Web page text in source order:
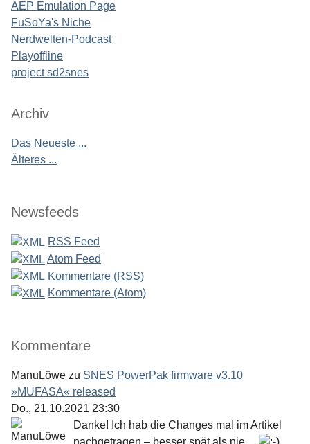
AEP Emulation Page
FuSoYa's Niche
Nerdwelten-Podcast
Playoffline
project sd2snes
Archiv
Das Neueste ...
Älteres ...
Newsfeeds
RSS Feed
Atom Feed
Kommentare (RSS)
Kommentare (Atom)
Kommentare
ManuLöwe zu SNES PowerPak firmware v3.10
»MUFASA« released
Do., 21.10.2021 23:30
Danke! Ich hab die Changes mal im Artikel
nachgetragen – besser spät als nie ...